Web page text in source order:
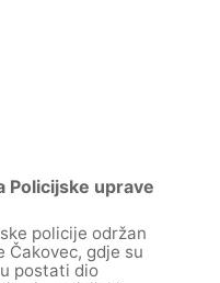
Policijske uprave
policije održan
Čakovec, gdje su
postati dio